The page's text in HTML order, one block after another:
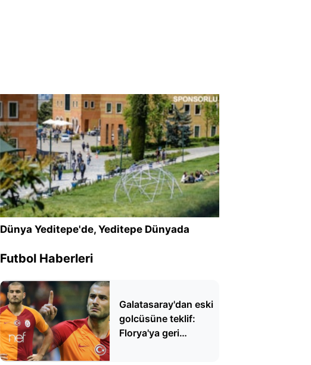
Dünya Yeditepe'de, Yeditepe Dünyada
Futbol Haberleri
Galatasaray'dan eski
golcüsüne teklif:
Florya'ya geri